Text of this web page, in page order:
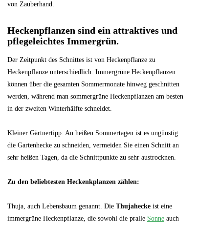
von Zauberhand.
Heckenpflanzen sind ein attraktives und
pflegeleichtes Immergrün.
Der Zeitpunkt des Schnittes ist von Heckenpflanze zu
Heckenpflanze unterschiedlich: Immergrüne Heckenpflanzen
können über die gesamten Sommermonate hinweg geschnitten
werden, während man sommergrüne Heckenpflanzen am besten
in der zweiten Winterhälfte schneidet.
Kleiner Gärtnertipp: An heißen Sommertagen ist es ungünstig
die Gartenhecke zu schneiden, vermeiden Sie einen Schnitt an
sehr heißen Tagen, da die Schnittpunkte zu sehr austrocknen.
Zu den beliebtesten Heckenkplanzen zählen:
Thuja, auch Lebensbaum genannt. Die Thujahecke ist eine
immergrüne Heckenpflanze, die sowohl die pralle Sonne auch